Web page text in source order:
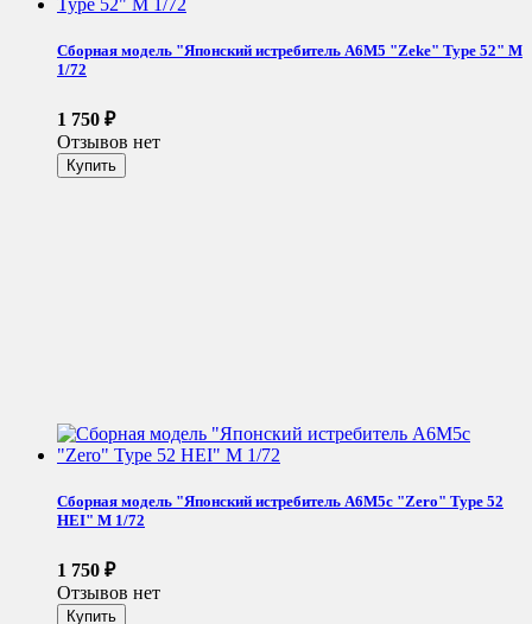
Сборная модель "Японский истребитель A6M5 "Zeke" Type 52" М
1/72
1 750 ₽
Отзывов нет
Сборная модель "Японский истребитель A6M5c "Zero" Type 52
HEI" М 1/72
1 750 ₽
Отзывов нет